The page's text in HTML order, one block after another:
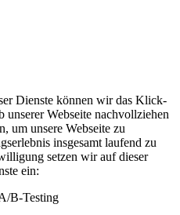
Dienste können wir das Klick-
unserer Webseite nachvollziehen
um unsere Webseite zu
insgesamt laufend zu
setzen wir auf dieser
ein:
B-Testing